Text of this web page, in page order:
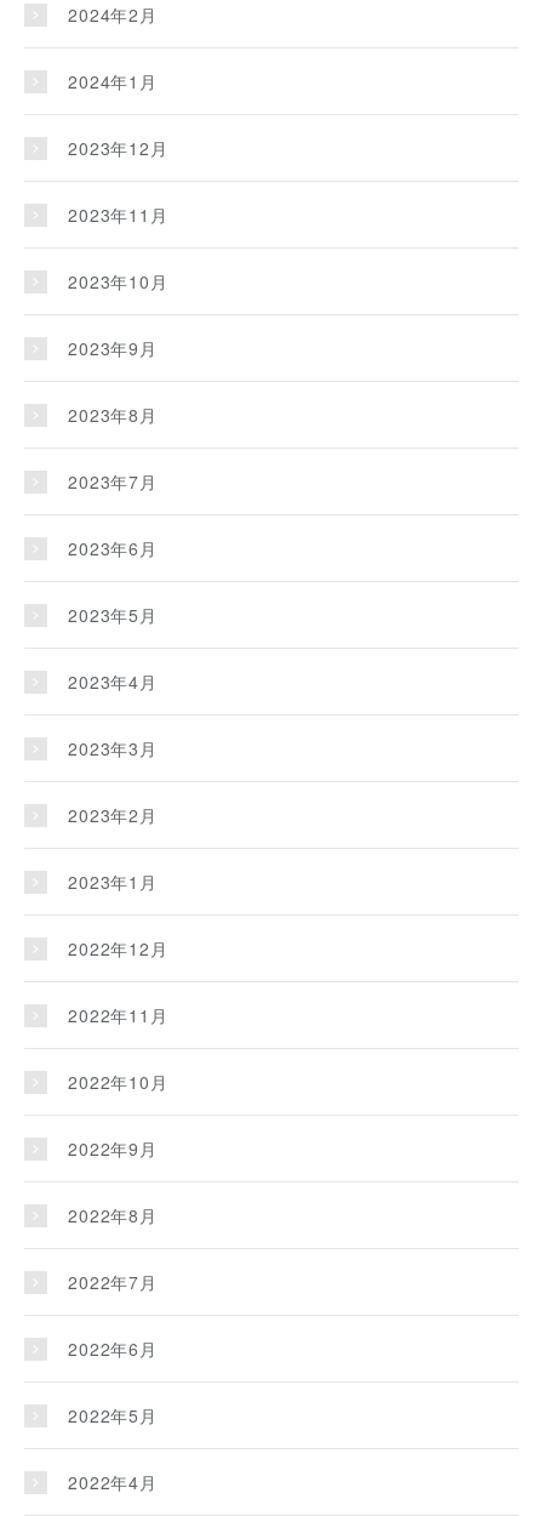
2024年2月
2024年1月
2023年12月
2023年11月
2023年10月
2023年9月
2023年8月
2023年7月
2023年6月
2023年5月
2023年4月
2023年3月
2023年2月
2023年1月
2022年12月
2022年11月
2022年10月
2022年9月
2022年8月
2022年7月
2022年6月
2022年5月
2022年4月